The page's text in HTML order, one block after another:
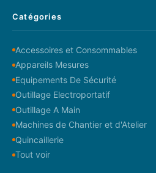
Catégories
Accessoires et Consommables
Appareils Mesures
Equipements De Sécurité
Outillage Electroportatif
Outillage A Main
Machines de Chantier et d'Atelier
Quincaillerie
Tout voir